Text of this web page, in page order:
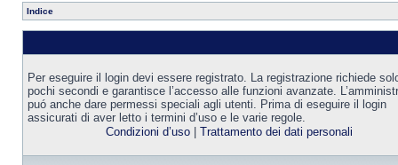
Indice
Per eseguire il login devi essere registrato. La registrazione richiede
pochi secondi e garantisce l’accesso alle funzioni avanzate.
puó anche dare permessi speciali agli utenti. Prima di eseguire il login
assicurati di aver letto i termini d’uso e le varie regole.
Condizioni d’uso| Trattamento dei dati personali